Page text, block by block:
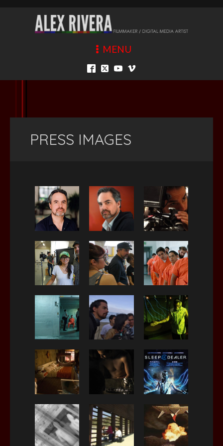
MENU
PRESS IMAGES